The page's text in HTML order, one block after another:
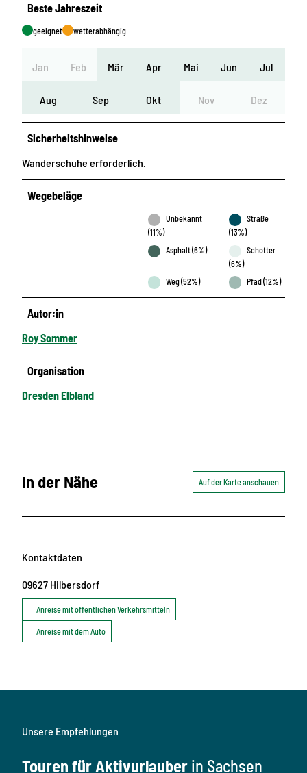
Beste Jahreszeit
geeignet wetterabhängig
Jan Feb Mär Apr Mai Jun Jul
Aug Sep Okt Nov Dez
Sicherheitshinweise
Wanderschuhe erforderlich.
Wegebeläge
Unbekannt
(11%)
Straße
(13%)
Asphalt (6%)
Schotter
(6%)
Weg (52%)
Pfad (12%)
Autor:in
Roy Sommer
Organisation
Dresden Elbland
In der Nähe Auf der Karte anschauen
Kontaktdaten
09627 Hilbersdorf
Anreise mit öffentlichen Verkehrsmitteln
Anreise mit dem Auto
Unsere Empfehlungen
Touren für Aktivurlauber in Sachsen